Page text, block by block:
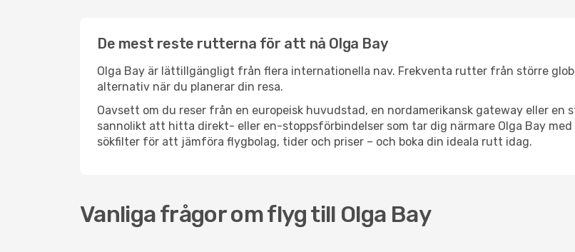
De mest reste rutterna för att nå Olga Bay
Olga Bay är lättillgängligt från flera internationella nav. Frekventa rutter från större
alternativ när du planerar din resa.
Oavsett om du reser från en europeisk huvudstad, en nordamerikansk gateway eller en
sannolikt att hitta direkt- eller en-stoppsförbindelser som tar dig närmare Olga Bay
sökfilter för att jämföra flygbolag, tider och priser – och boka din ideala rutt idag.
Vanliga frågor om flyg till Olga Bay